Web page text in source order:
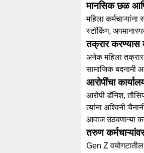
मानसिक छळ
महिला
स्टॉकिंग,
तक्रार करण्यास
अनेक महिला तक्रार
सामाजिक बदनामी
आरोपींचा
आरोपी डॅनिश,
त्यांना अश्विनी
आवाज उठवणाऱ्या
तरुण
Gen Z वयोगटातील